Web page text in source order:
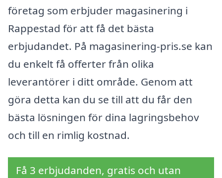
företag som erbjuder magasinering i
Rappestad för att få det bästa
erbjudandet. På magasinering-pris.se kan
du enkelt få offerter från olika
leverantörer i ditt område. Genom att
göra detta kan du se till att du får den
bästa lösningen för dina lagringsbehov
och till en rimlig kostnad.
Få 3 erbjudanden, gratis och utan